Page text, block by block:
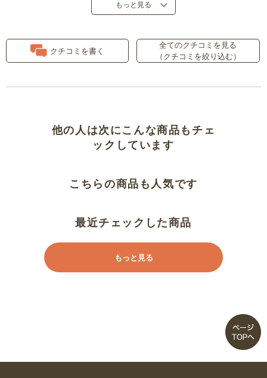
大きくて抱いていて逃げちゃう！
ふんわりＳ型抱き枕
本体の縫製を頑丈にして下さい
使用感は個人差がある
もっと見る
クチコミを書く
全てのクチコミを見る
（クチコミを絞り込む）
他の人は次にこんな商品もチェ
ックしています
こちらの商品も人気です
最近チェックした商品
もっと見る